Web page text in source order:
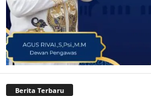
Berita Terbaru